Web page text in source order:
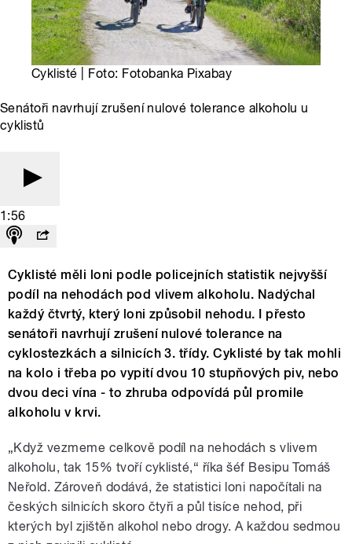
Cyklisté | Foto: Fotobanka Pixabay
Senátoři navrhují zrušení nulové tolerance alkoholu u
cyklistů
1:56
Cyklisté měli loni podle policejních statistik nejvyšší
podíl na nehodách pod vlivem alkoholu. Nadýchal
každý čtvrtý, který loni způsobil nehodu. I přesto
senátoři navrhují zrušení nulové tolerance na
cyklostezkách a silnicích 3. třídy. Cyklisté by tak mohli
na kolo i třeba po vypití dvou 10 stupňových piv, nebo
dvou deci vína - to zhruba odpovídá půl promile
alkoholu v krvi.
„Když vezmeme celkově podíl na nehodách s vlivem
alkoholu, tak 15% tvoří cyklisté,“ říka šéf Besipu Tomáš
Neřold. Zároveň dodává, že statistici loni napočítali na
českých silnicích skoro čtyři a půl tisíce nehod, při
kterých byl zjištěn alkohol nebo drogy. A každou sedmou